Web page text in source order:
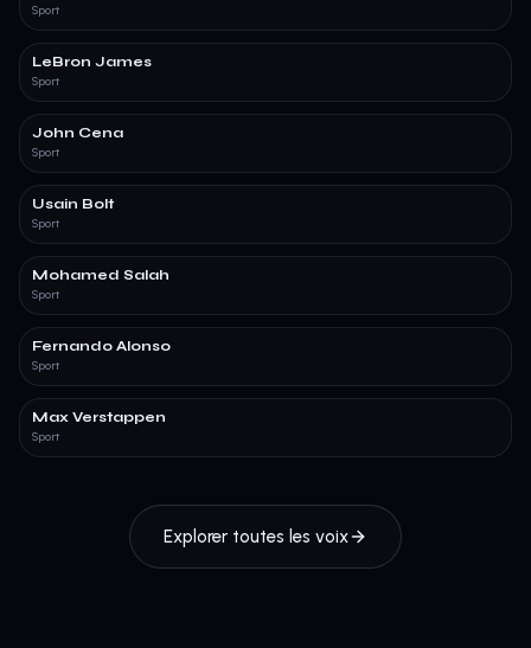
Sport
LeBron James
Sport
John Cena
Sport
Usain Bolt
Sport
Mohamed Salah
Sport
Fernando Alonso
Sport
Max Verstappen
Sport
Explorer toutes les voix